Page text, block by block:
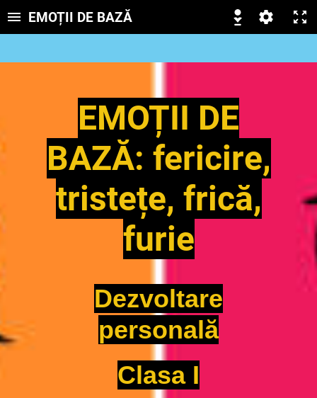
EMOȚII DE BAZĂ
EMOȚII DE
BAZĂ: fericire,
tristețe, frică,
furie
Dezvoltare
personală
Clasa I